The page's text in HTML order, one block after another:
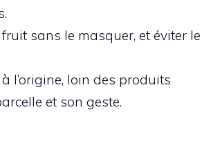
sans le masquer, et éviter le
l’origine, loin des produits
et son geste.